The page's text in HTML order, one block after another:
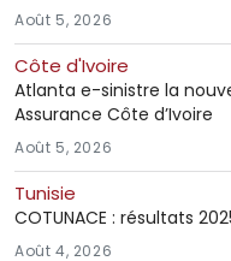
Août 5, 2026
Côte d'Ivoire
Atlanta e-sinistre la
Assurance Côte d’Ivoire
Août 5, 2026
Tunisie
COTUNACE : résultats
Août 4, 2026